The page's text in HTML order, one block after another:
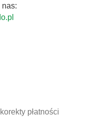
nas:
płatności